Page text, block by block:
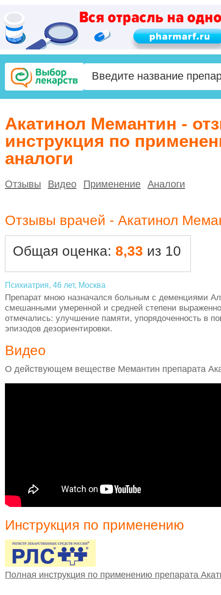
Акатинол Мемантин -
инструкция по
аналоги
Отзывы Видео Применение Аналоги
Отзывы врачей - Акатинол
Общая оценка: 8,33 из 10
Психиатрия, 46 лет, Москва
Препарат мною назначался больным с деменциями
смешанными умеренной и средней степени
отмечались: улучшение памяти, упорядоченность в
эпизодов дезориентировки.
Видео
О действующем веществе Мемантин препарата
Инструкция по применению
Полная инструкция по применению препарата